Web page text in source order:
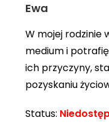
Ewa
W mojej rodzinie
medium i
ich przyczyny,
pozyskaniu
Status: